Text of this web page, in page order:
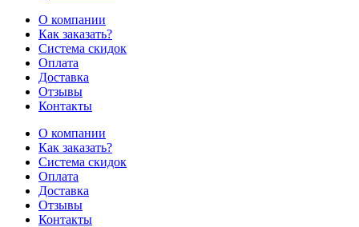
О компании
Как заказать?
Система скидок
Оплата
Доставка
Отзывы
Контакты
О компании
Как заказать?
Система скидок
Оплата
Доставка
Отзывы
Контакты